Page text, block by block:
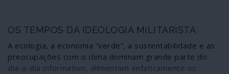
OS TEMPOS DA IDEOLOGIA MILITARISTA
A ecologia, a economia “verde”, a sustentabilidade e as
preocupações com o clima dominam grande parte do
dia-a-dia informativo, alimentam enfaticamente os